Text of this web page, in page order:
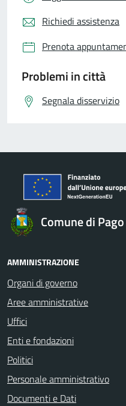
Richiedi assistenza
Prenota
Problemi in città
Segnala disservizio
Comune di
AMMINISTRAZIONE
Organi di governo
Aree amministrative
Uffici
Enti e fondazioni
Politici
Personale amministrativo
Documenti e Dati